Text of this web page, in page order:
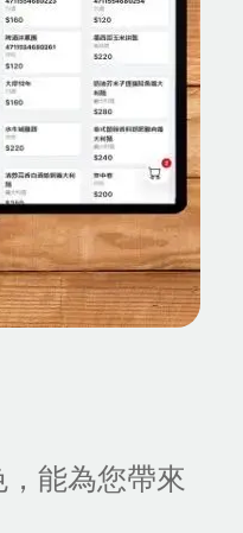
能為您帶來